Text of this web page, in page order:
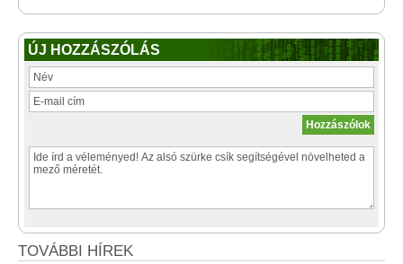
ÚJ HOZZÁSZÓLÁS
TOVÁBBI HÍREK